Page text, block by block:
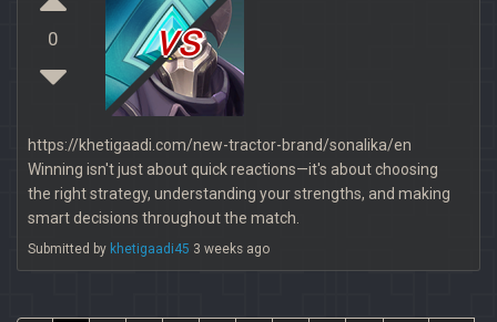
0 vs
https://khetigaadi.com/new-tractor-brand/sonalika/en
Winning isn't just about quick reactions—it's about choosing
the right strategy, understanding your strengths, and making
smart decisions throughout the match.
Submitted by khetigaadi45 3 weeks ago